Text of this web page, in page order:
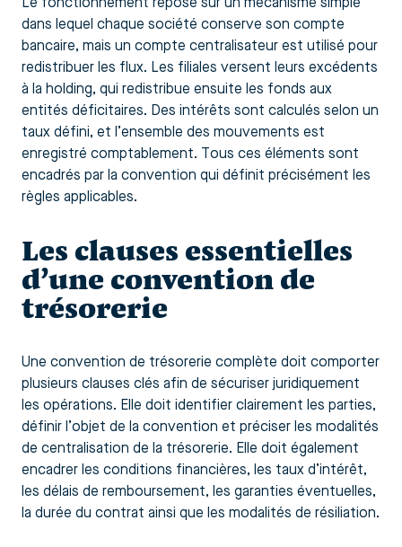
Le fonctionnement repose sur un mécanisme simple
dans lequel chaque société conserve son compte
bancaire, mais un compte centralisateur est utilisé pour
redistribuer les flux. Les filiales versent leurs excédents
à la holding, qui redistribue ensuite les fonds aux
entités déficitaires. Des intérêts sont calculés selon un
taux défini, et l’ensemble des mouvements est
enregistré comptablement. Tous ces éléments sont
encadrés par la convention qui définit précisément les
règles applicables.
Les clauses essentielles
d’une convention de
trésorerie
Une convention de trésorerie complète doit comporter
plusieurs clauses clés afin de sécuriser juridiquement
les opérations. Elle doit identifier clairement les parties,
définir l’objet de la convention et préciser les modalités
de centralisation de la trésorerie. Elle doit également
encadrer les conditions financières, les taux d’intérêt,
les délais de remboursement, les garanties éventuelles,
la durée du contrat ainsi que les modalités de résiliation.